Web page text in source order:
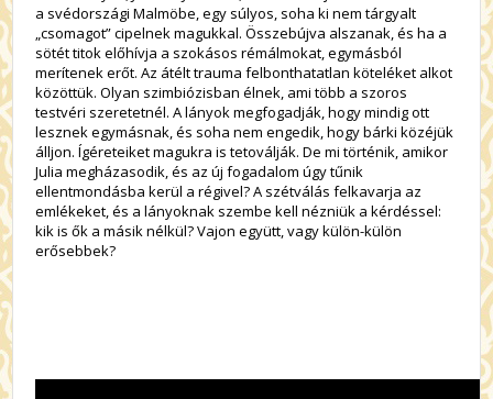
a svédországi Malmöbe, egy súlyos, soha ki nem tárgyalt
„csomagot” cipelnek magukkal. Összebújva alszanak, és ha a
sötét titok előhívja a szokásos rémálmokat, egymásból
merítenek erőt. Az átélt trauma felbonthatatlan köteléket alkot
közöttük. Olyan szimbiózisban élnek, ami több a szoros
testvéri szeretetnél. A lányok megfogadják, hogy mindig ott
lesznek egymásnak, és soha nem engedik, hogy bárki közéjük
álljon. Ígéreteiket magukra is tetoválják. De mi történik, amikor
Julia megházasodik, és az új fogadalom úgy tűnik
ellentmondásba kerül a régivel? A szétválás felkavarja az
emlékeket, és a lányoknak szembe kell nézniük a kérdéssel:
kik is ők a másik nélkül? Vajon együtt, vagy külön-külön
erősebbek?